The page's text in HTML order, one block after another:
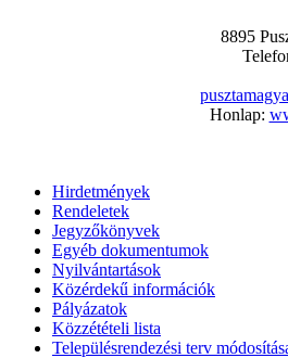
8895
Honlap:
Hirdetmények
Rendeletek
Jegyzőkönyvek
Egyéb dokumentumok
Nyilvántartások
Közérdekű információk
Pályázatok
Közzétételi lista
Településrendezési terv